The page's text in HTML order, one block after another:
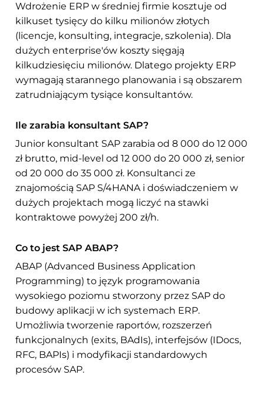
Wdrożenie ERP w średniej firmie kosztuje od
kilkuset tysięcy do kilku milionów złotych
(licencje, konsulting, integracje, szkolenia). Dla
dużych enterprise'ów koszty sięgają
kilkudziesięciu milionów. Dlatego projekty ERP
wymagają starannego planowania i są obszarem
zatrudniającym tysiące konsultantów.
Ile zarabia konsultant SAP?
Junior konsultant SAP zarabia od 8 000 do 12 000
zł brutto, mid-level od 12 000 do 20 000 zł, senior
od 20 000 do 35 000 zł. Konsultanci ze
znajomością SAP S/4HANA i doświadczeniem w
dużych projektach mogą liczyć na stawki
kontraktowe powyżej 200 zł/h.
Co to jest SAP ABAP?
ABAP (Advanced Business Application
Programming) to język programowania
wysokiego poziomu stworzony przez SAP do
budowy aplikacji w ich systemach ERP.
Umożliwia tworzenie raportów, rozszerzeń
funkcjonalnych (exits, BAdIs), interfejsów (IDocs,
RFC, BAPIs) i modyfikacji standardowych
procesów SAP.